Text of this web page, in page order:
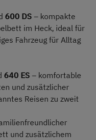
600 DS – kompakte
im Heck, ideal für
Fahrzeug für Alltag
640 ES – komfortable
und zusätzlicher
Reisen zu zweit
und zusätzlichem